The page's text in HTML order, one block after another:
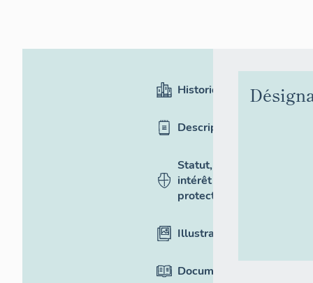
Historique
Description
Statut,
intérêt et
protection
Illustrations
Documentation